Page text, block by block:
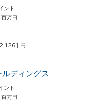
ント
万円
千円
ディングス
ント
万円